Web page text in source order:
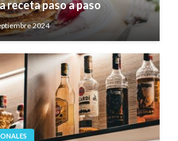
receta paso a paso
2024